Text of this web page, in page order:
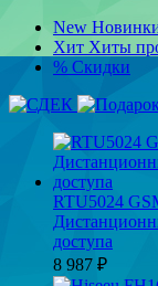
New
Хит Хиты
% Скидки
RTU5024
доступа
8 987 ₽